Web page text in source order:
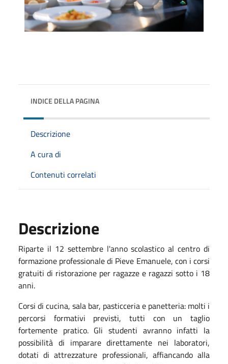
INDICE DELLA PAGINA
Descrizione
A cura di
Contenuti correlati
Descrizione
Riparte il 12 settembre l'anno scolastico al centro di
formazione professionale di Pieve Emanuele, con i corsi
gratuiti di ristorazione per ragazze e ragazzi sotto i 18
anni.
Corsi di cucina, sala bar, pasticceria e panetteria: molti i
percorsi formativi previsti, tutti con un taglio
fortemente pratico. Gli studenti avranno infatti la
possibilità di imparare direttamente nei laboratori,
dotati di attrezzature professionali, affiancando alla